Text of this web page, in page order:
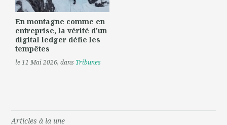
En montagne comme en
entreprise, la vérité d'un
digital ledger défie les
tempêtes
le 11 Mai 2026, dans Tribunes
Articles à la une